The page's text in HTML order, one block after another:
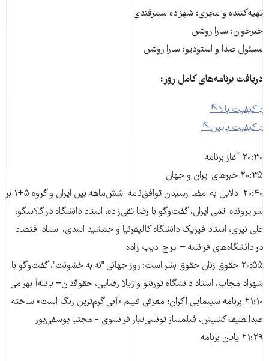
تهیه‌کننده و مجری: شهزاده سمرقندی
خبرخوان: سارا روشن
مسئول صدا و استودیو: سارا روشن
دریافت برنامه‌های کامل روز:
با کیفیت بالا
با کیفیت پایین
۲۰:۳۰ آغاز برنامه
۲۰:۳۵ خبرهای ایران و جهان
۲۰:۴۰ دلایل به امضا رسیدن توافق‌نامه شش‌ماهه بین ایران و گروه ۵+۱ بر
سر پرونده اتمی ایران، گفت‌وگو با رضا تقی‌زاده، استاد دانشگاه در گلاسگو،
علی نیری، استاد فیزیک دانشگاه کالیفرنیا و جمشید اسدی، استاد اقتصاد
در دانشگاه‌های فرانسه – ایرج ادیب زاده
۲۰:۵۵ حقوق زنان حقوق بشر است: روز جهانی "نه به خشونت"، گفت‌وگو با
شهزاد مجاب، استاد دانشگاه تورنتو و ژیلا رضایی، حقوقدان– پانته‌آ بهرامی
۲۱:۱۰ برنامه سینمایی اکران: معرفی فیلم «آبی گرم‌ترین رنگ است» ساخته
عبدالطیف کشیش، فیلمساز تونسی‌تبار فرانسوی - مجتبا یوسفی‌پور
۲۱:۲۹ پایان برنامه